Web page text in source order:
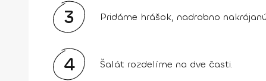
3 Pridáme hrášok, nadrobno
4 Šalát rozdelíme na dve časti.